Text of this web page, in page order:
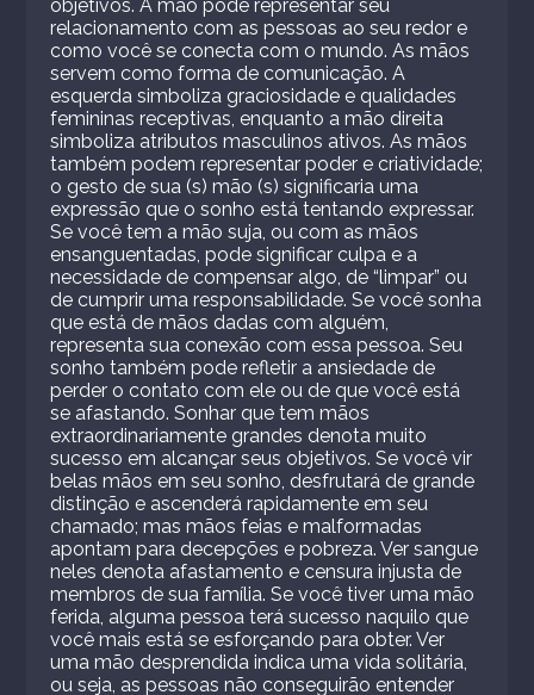
objetivos. A mão pode representar seu
relacionamento com as pessoas ao seu redor e
como você se conecta com o mundo. As mãos
servem como forma de comunicação. A
esquerda simboliza graciosidade e qualidades
femininas receptivas, enquanto a mão direita
simboliza atributos masculinos ativos. As mãos
também podem representar poder e criatividade;
o gesto de sua (s) mão (s) significaria uma
expressão que o sonho está tentando expressar.
Se você tem a mão suja, ou com as mãos
ensanguentadas, pode significar culpa e a
necessidade de compensar algo, de “limpar” ou
de cumprir uma responsabilidade. Se você sonha
que está de mãos dadas com alguém,
representa sua conexão com essa pessoa. Seu
sonho também pode refletir a ansiedade de
perder o contato com ele ou de que você está
se afastando. Sonhar que tem mãos
extraordinariamente grandes denota muito
sucesso em alcançar seus objetivos. Se você vir
belas mãos em seu sonho, desfrutará de grande
distinção e ascenderá rapidamente em seu
chamado; mas mãos feias e malformadas
apontam para decepções e pobreza. Ver sangue
neles denota afastamento e censura injusta de
membros de sua família. Se você tiver uma mão
ferida, alguma pessoa terá sucesso naquilo que
você mais está se esforçando para obter. Ver
uma mão desprendida indica uma vida solitária,
ou seja, as pessoas não conseguirão entender